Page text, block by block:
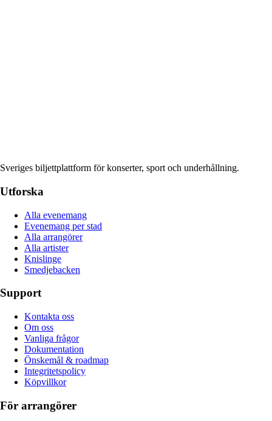
Sveriges biljettplattform för konserter, sport och underhållning.
Utforska
Alla evenemang
Evenemang per stad
Alla arrangörer
Alla artister
Knislinge
Smedjebacken
Support
Kontakta oss
Om oss
Vanliga frågor
Dokumentation
Önskemål & roadmap
Integritetspolicy
Köpvillkor
För arrangörer